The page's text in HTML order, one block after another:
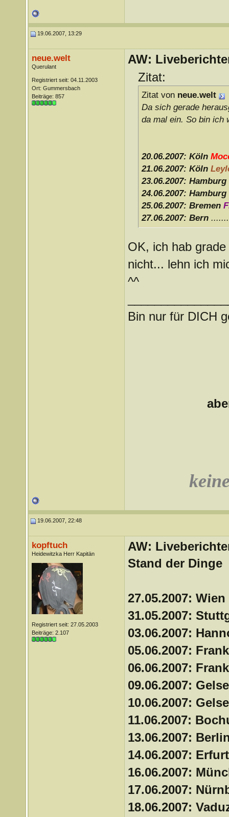
19.06.2007, 13:29
neue.welt
Querulant
Registriert seit: 04.11.2003
Ort: Gummersbach
Beiträge: 857
AW:
Zitat:
Zitat von neue.welt
Da sich gerade
da mal ein. So bin ich
20.06.2007: Köln
21.06.2007: Köln
23.06.2007: Hamburg
24.06.2007: Hamburg
25.06.2007: Bremen
27.06.2007: Bern.......
OK, ich hab
nicht... lehn ich
^^
Bin nur für DICH
19.06.2007, 22:48
kopftuch
Heidewitzka Herr Kapitän
Registriert seit: 27.05.2003
Beiträge: 2.107
AW:
Stand der Dinge
27.05.2007: Wien
31.05.2007:
03.06.2007:
05.06.2007:
06.06.2007:
09.06.2007:
10.06.2007:
11.06.2007:
13.06.2007:
14.06.2007:
16.06.2007:
17.06.2007:
18.06.2007: